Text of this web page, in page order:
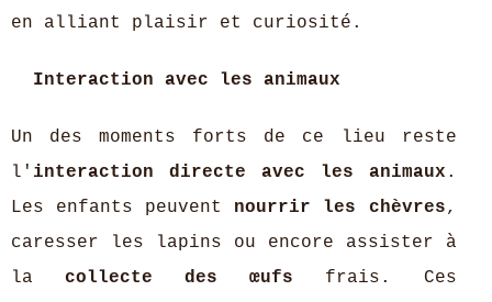
en alliant plaisir et curiosité.
Interaction avec les animaux
Un des moments forts de ce lieu reste
l' interaction directe avec les animaux .
Les enfants peuvent nourrir les chèvres,
caresser les lapins ou encore assister à
lacollecte des œufs frais. Ces